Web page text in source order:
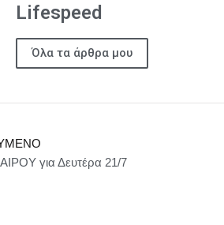
Lifespeed
Όλα τα άρθρα μου
για Δευτέρα 21/7